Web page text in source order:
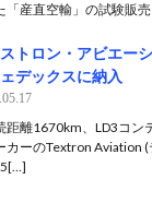
「産直空輸」の試験販
トロン・アビエー
デックスに納入
距離1670km、LD3コン
カーのTextron Aviation
5[…]